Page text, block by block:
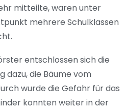
mitteilte, waren unter
mehrere Schulklassen
entschlossen sich die
dazu, die Bäume vom
wurde die Gefahr für das
konnten weiter in der